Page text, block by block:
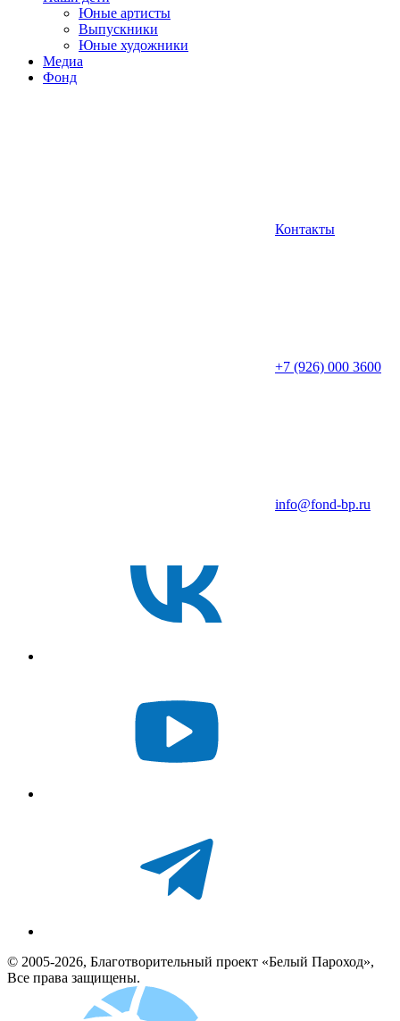
Юные артисты
Выпускники
Юные художники
Медиа
Фонд
Контакты
+7 (926) 000 3600
info@fond-bp.ru
© 2005-2026, Благотворительный проект «Белый Пароход»,
Все права защищены.